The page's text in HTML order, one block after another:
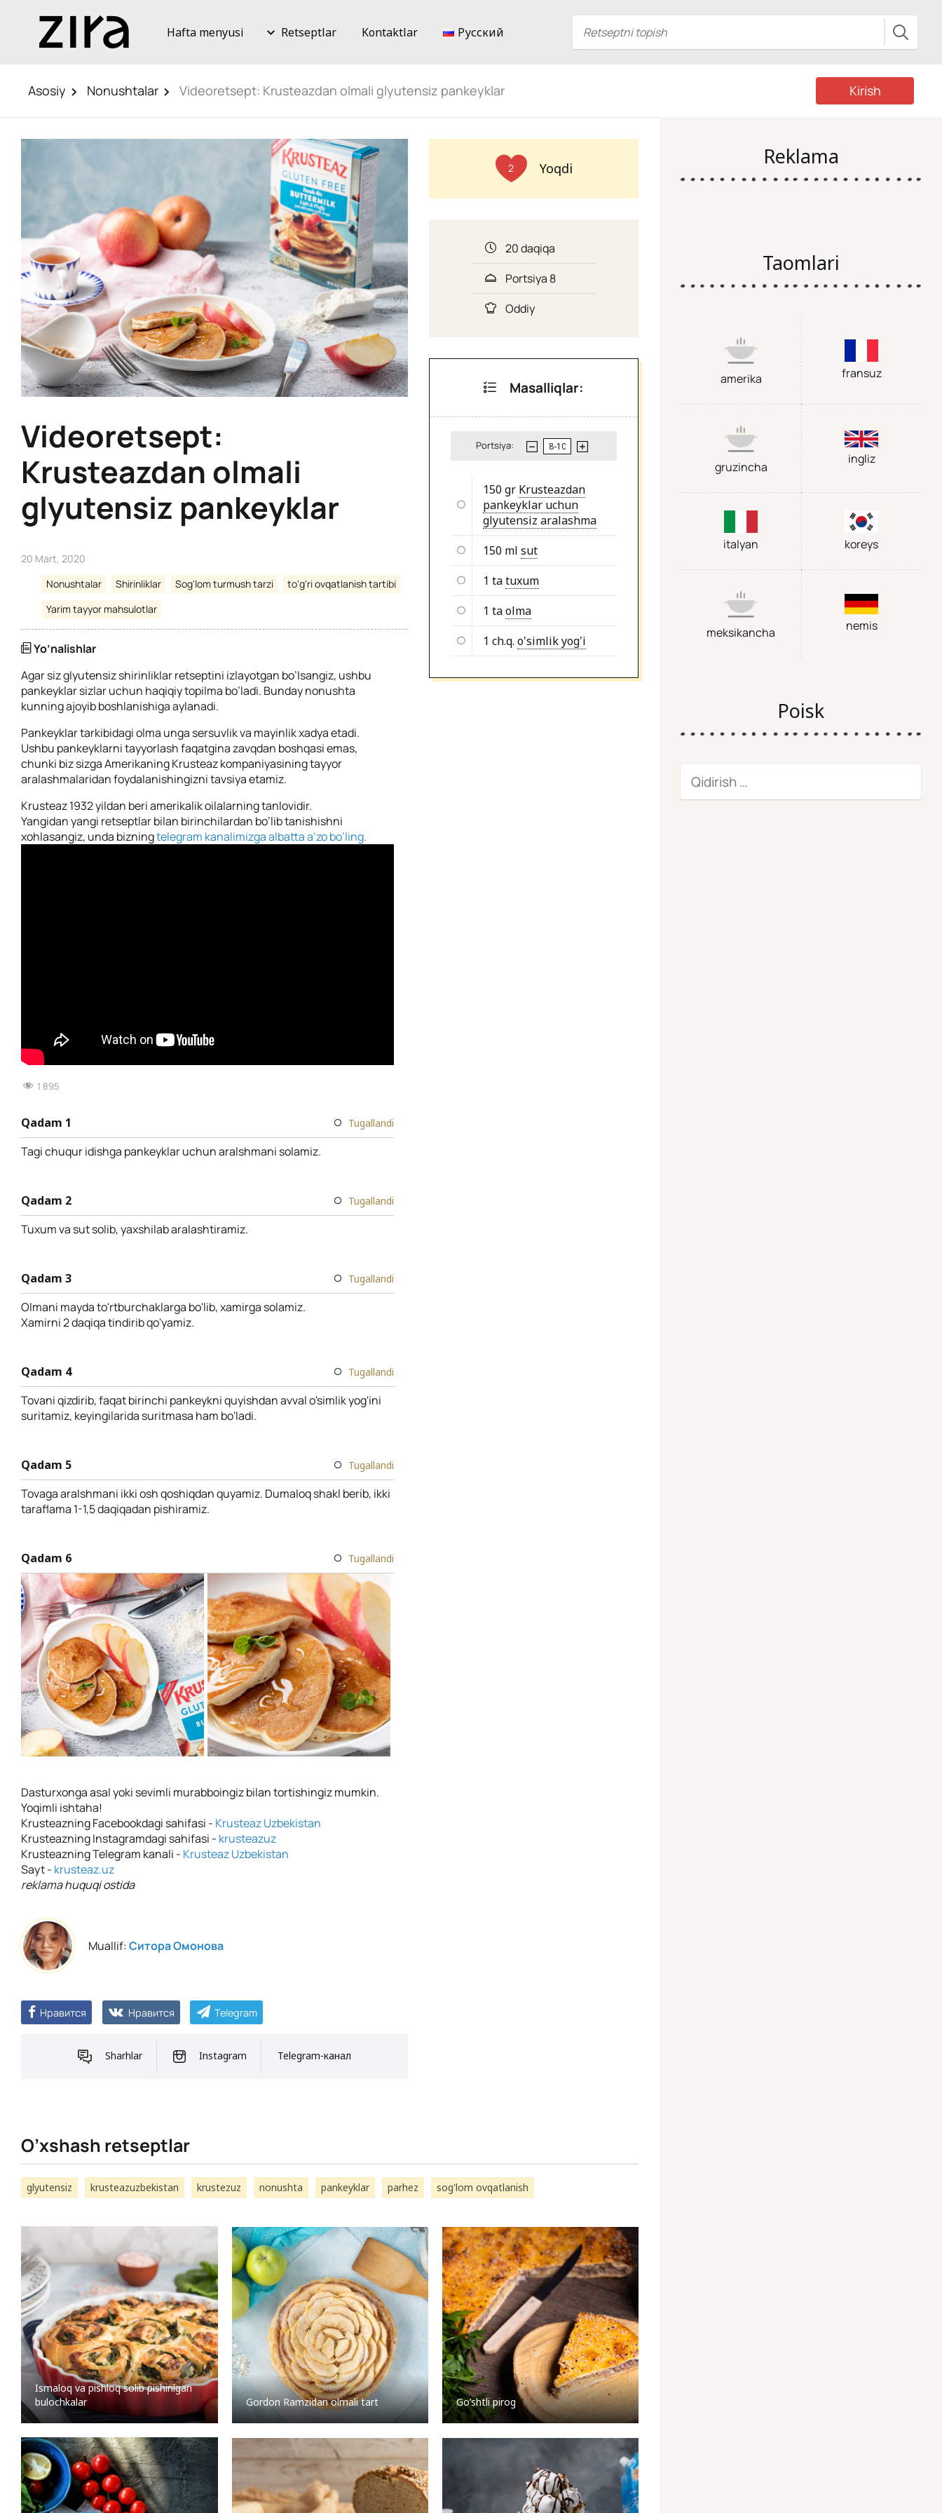
Hafta menyusi Retseptlar Kontaktlar Русский
Asosiy Nonushtalar Videoretsept: Krusteazdan olmali glyutensiz pankeyklar Kirish
Videoretsept:
Krusteazdan olmali
glyutensiz pankeyklar
20 Mart, 2020
Nonushtalar
Shirinliklar Sog'lom turmush tarzi
to'g'ri ovqatlanish tartibi
Yarim tayyor mahsulotlar
Yo’nalishlar
Agar siz glyutensiz shirinliklar retseptini izlayotgan bo’lsangiz, ushbu
pankeyklar sizlar uchun haqiqiy topilma bo’ladi. Bunday nonushta
kunning ajoyib boshlanishiga aylanadi.
Pankeyklar tarkibidagi olma unga sersuvlik va mayinlik xadya etadi.
Ushbu pankeyklarni tayyorlash faqatgina zavqdan boshqasi emas,
chunki biz sizga AmerikaningKrusteaz kompaniyasining tayyor
aralashmalaridan foydalanishingizni tavsiya etamiz.
Krusteaz 1932 yildan beri amerikalik oilalarning tanlovidir.
Yangidan yangi retseptlar bilan birinchilardan bo’lib tanishishni
xohlasangiz, unda bizningtelegram kanalimizga albatta a’zo bo’ling.
1 895
Qadam 1 Tugallandi
Tagi chuqur idishga pankeyklar uchun aralshmani solamiz.
Qadam 2 Tugallandi
Tuxum va sut solib, yaxshilab aralashtiramiz.
Qadam 3 Tugallandi
Olmani mayda to'rtburchaklarga bo'lib, xamirga solamiz.
Xamirni 2 daqiqa tindirib qo'yamiz.
Qadam 4 Tugallandi
Tovani qizdirib, faqat birinchi pankeykni quyishdan avval o'simlik yog'ini
suritamiz, keyingilarida suritmasa ham bo'ladi.
Qadam 5 Tugallandi
Tovaga aralshmani ikki osh qoshiqdan quyamiz. Dumaloq shakl berib, ikki
taraflama 1-1,5 daqiqadan pishiramiz.
Qadam 6 Tugallandi
Dasturxonga asal yoki sevimli murabboingiz bilan tortishingiz mumkin.
Yoqimli ishtaha!
Krusteazning Facebookdagi sahifasi - Krusteaz Uzbekistan
Krusteazning Instagramdagi sahifasi - krusteazuz
Krusteazning Telegram kanali - Krusteaz Uzbekistan
Sayt - krusteaz.uz
reklama huquqi ostida
Muallif:Ситора Омонова
Нравится Нравится Telegram
Sharhlar Instagram Telegram-канал
2 Yoqdi
20 daqiqa
Portsiya 8
Oddiy
Masalliqlar:
Portsiya:
150 gr Krusteazdan
pankeyklar uchun
glyutensiz aralashma
150 ml sut
1 tatuxum
1 taolma
1 ch.q. o'simlik yog'i
O’xshash retseptlar
glyutensiz krusteazuzbekistan krustezuz nonushta pankeyklar parhez sog'lom ovqatlanish
Ismaloq va pishloq solib pishirilgan
bulochkalar
Gordon Ramzidan olmali tart Go’shtli pirog
Reklama
Taomlari
amerika fransuz
gruzincha
ingliz
italyan koreys
meksikancha nemis
Poisk